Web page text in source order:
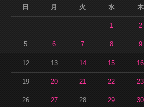
日
月 火 水 木
1 2
5 6 7 8 9
12 13 14 15 16
19 20 21 22 23
26 27 28 29 30